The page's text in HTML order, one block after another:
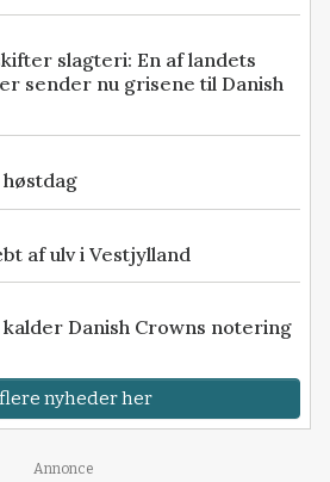
slagteri: En af landets
sender nu grisene til Danish
af ulv i Vestjylland
Danish Crowns notering
nyheder her
Annonce